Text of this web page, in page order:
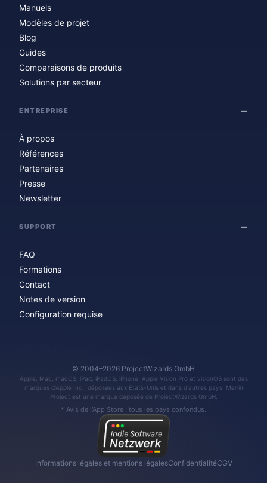
Manuels
Modèles de projet
Blog
Guides
Comparaisons de produits
Solutions par secteur
ENTREPRISE
À propos
Références
Partenaires
Presse
Newsletter
SUPPORT
FAQ
Formations
Contact
Notes de version
Configuration requise
© 2004–2026 ProjectWizards GmbH
Apple, Mac, macOS, iPad, iPadOS, iPhone, Apple Vision Pro et visionOS sont des
marques d'Apple Inc., déposées aux États-Unis et dans d'autres pays. Merlin
Project est une marque déposée de ProjectWizards GmbH.
* Avis de l'App Store : tous les pays confondus.
Informations légales et mentions légalesConfidentialitéCGV